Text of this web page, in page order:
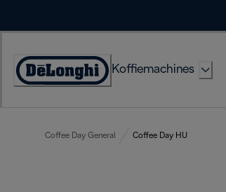
Accessibility
Koffiemachines
Coffee Day General Coffee Day HU